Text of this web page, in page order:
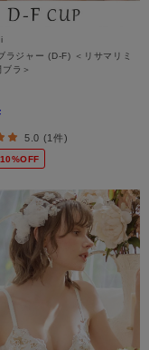
ラジャー (D-F) ＜リサマリミ
ラ＞
5.0 (1件)